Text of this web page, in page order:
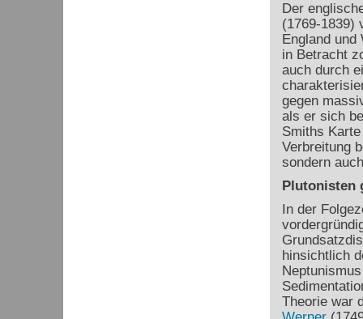
Der
(1769-1839)
England und
in Betracht
auch durch
gegen
als er sich
Smiths
Verbreitung
sondern
Plutonisten
In der
hinsichtlich
Theorie war